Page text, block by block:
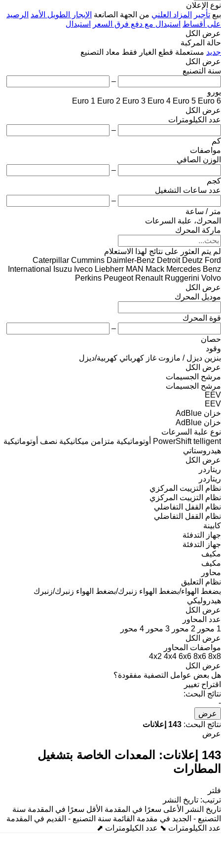
نوع الإعلان
بيع تأجير المزاد العلني من الجهة الصانعة الإيجار الطويل الأمد الرصيد
على أقساط استبدال مع دفع فرق السعر
استبدال
عرض الكل
حالة المركبة
جديد مستعملة قطع الغيار فقط معاد التصنيع
عرض الكل
سنة التصنيع
–
يورو
Euro 1 Euro 2 Euro 3 Euro 4 Euro 5 Euro 6
عرض الكل
عدد الكيلومترات
–
كم
مواصفات
الوزن الصافي
–
كجم
عدد ساعات التشغيل
–
متر / ساعة
المحرك، علبة السرعات
ماركة المحرك
لم يتم العثور على نتائج لهذا الاستعلام
Caterpillar Cummins Daimler-Benz Detroit Deutz Ford
International
Isuzu Iveco Liebherr MAN Mack Mercedes Benz
Perkins Peugeot Renault Ruggerini Volvo
عرض الكل
موديل المحرك
قوة المحرك
–
حصان
وقود
بنزين ديزل / مازوت غاز كهربائي كهربية/ديزل
عرض الكل
مرشح الجسيمات
مرشح الجسيمات
EEV
EEV
خزان AdBlue
خزان AdBlue
نوع علبة السرعات
PowerShift telligent أوتوماتيكية متزامن ميكانيكية نصف أوتوماتيكية
هيدروستاتي
عرض الكل
ريتاردر
ريتاردر
نظام التزييت المركزي
نظام التزييت المركزي
نظام القفل التفاضلي
نظام القفل التفاضلي
كابينة
جهاز التدفئة
جهاز التدفئة
مكيف
مكيف
محاور
نظام التعليق
بضغط الهواء/بضغط الهواء زنبرك/بضغط الهواء زنبرك/زنبرك
هيدروليكي
عرض الكل
عدد المحاور
1 محور
2 محور 3 محور
4 محور
عرض الكل
مواصفات المحاور
4x2 4x4 6x6 8x6 8x8
عرض الكل
هل بعض عوامل التصفية مفقودة؟
اقتراح تغيير
نتائج البحث:
-
عرض
نتائج البحث: 143 إعلانات
عرض
143 إعلانات:
المعدات الخاصة بتشغيل
المطارات
فلتر
ترتيب: تاريخ النشر
تاريخ النشر
الأعلى سعرًا في المقدمة الأقل سعرًا في المقدمة سنة
التصنيع - الجديد في مقدمة القائمة سنة التصنيع - القديم في المقدمة
عدد الكيلومترات ⬊ عدد الكيلومترات ⬈